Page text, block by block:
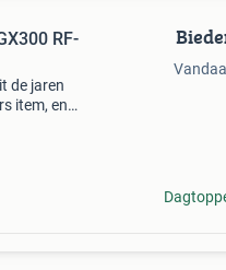
RF-
de jaren
item, en